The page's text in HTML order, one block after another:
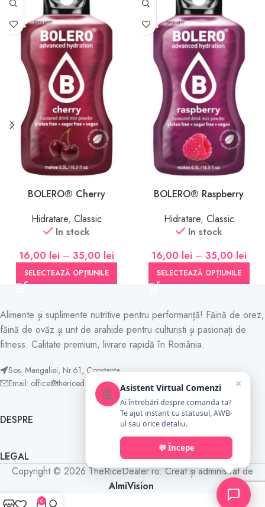
BOLERO® Cherry
Hidratare, Classic
In stock
16,00 lei – 35,00 lei
SELECTEAZĂ OPȚIUNILE
BOLERO® Raspberry
Hidratare, Classic
In stock
16,00 lei – 35,00 lei
SELECTEAZĂ OPȚIUNILE
Alimente și suplimente nutritive pentru performanță! Făină de orez,
făină de ovăz și unt de arahide pentru culturisti și pasionați de
fitness. Calitate premium, livrare rapidă în România.
Sos. Mangaliei, Nr.61, Constanta
Email: office@thericedealer.ro
DESPRE
LEGAL
Copyright © 2026 TheRiceDealer.ro. Creat și administrat de
AlmiVision.
×
🤖 Asistent Virtual Comenzi
Ai întrebări despre comanda ta?
Te ajut instant cu statusul, AWB-
ul sau orice detaliu.
💬 Începe
0